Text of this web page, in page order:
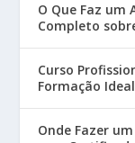
O Que Faz um
Completo
Curso
Formação
Onde Fazer